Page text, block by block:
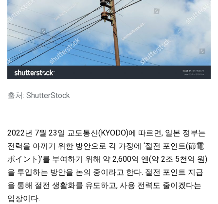
출처: ShutterStock
2022년 7월 23일 교도통신(KYODO)에 따르면, 일본 정부는
전력을 아끼기 위한 방안으로 각 가정에 ‘절전 포인트(節電
ポイント)’를 부여하기 위해 약 2,600억 엔(약 2조 5천억 원)
을 투입하는 방안을 논의 중이라고 한다. 절전 포인트 지급
을 통해 절전 생활화를 유도하고, 사용 전력도 줄이겠다는
입장이다.